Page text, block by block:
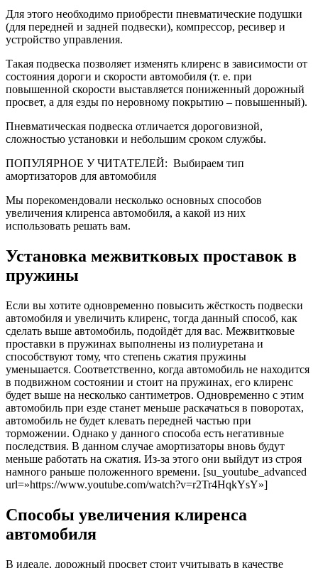
Для этого необходимо приобрести пневматические подушки
(для передней и задней подвески), компрессор, ресивер и
устройство управления.
Такая подвеска позволяет изменять клиренс в зависимости от
состояния дороги и скорости автомобиля (т. е. при
повышенной скорости выставляется пониженный дорожный
просвет, а для езды по неровному покрытию – повышенный).
Пневматическая подвеска отличается дороговизной,
сложностью установки и небольшим сроком службы.
ПОПУЛЯРНОЕ У ЧИТАТЕЛЕЙ: Выбираем тип
амортизаторов для автомобиля
Мы порекомендовали несколько основных способов
увеличения клиренса автомобиля, а какой из них
использовать решать вам.
Установка межвитковых проставок в
пружины
Если вы хотите одновременно повысить жёсткость подвески
автомобиля и увеличить клиренс, тогда данный способ, как
сделать выше автомобиль, подойдёт для вас. Межвитковые
проставки в пружинах выполнены из полиуретана и
способствуют тому, что степень сжатия пружины
уменьшается. Соответственно, когда автомобиль не находится
в подвижном состоянии и стоит на пружинах, его клиренс
будет выше на несколько сантиметров. Одновременно с этим
автомобиль при езде станет меньше раскачаться в поворотах,
автомобиль не будет клевать передней частью при
торможении. Однако у данного способа есть негативные
последствия. В данном случае амортизаторы вновь будут
меньше работать на сжатия. Из-за этого они выйдут из строя
намного раньше положенного времени. [su_youtube_advanced
url=»https://www.youtube.com/watch?v=r2Tr4HqkYsY»]
Способы увеличения клиренса
автомобиля
В идеале, дорожный просвет стоит учитывать в качестве